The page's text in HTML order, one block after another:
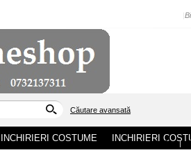
Căutare avansată
ACASA |
COSTUME INCHIRIERI